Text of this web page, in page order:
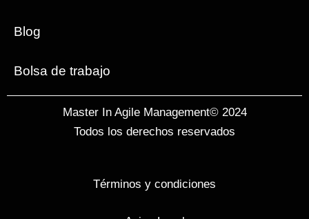
Blog
Bolsa de trabajo
Master In Agile Management© 2024
Todos los derechos reservados
Términos y condiciones